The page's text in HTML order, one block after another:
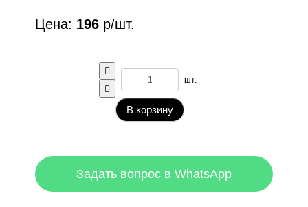
Цена: 196 р/шт.
шт.
В корзину
Задать вопрос в WhatsApp